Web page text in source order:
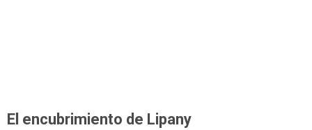
El encubrimiento de Lipany